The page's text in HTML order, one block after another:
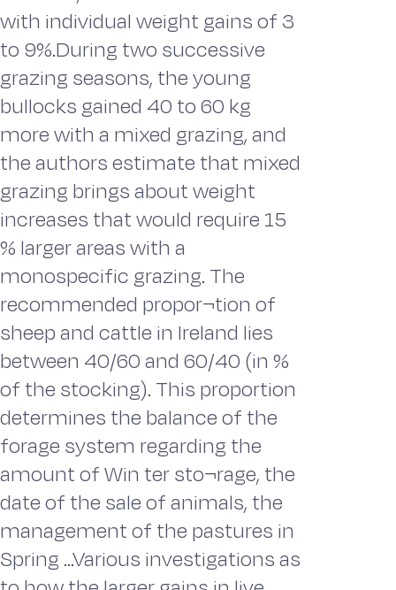
with individual weight gains of 3
to 9%.During two successive
grazing seasons, the young
bullocks gained 40 to 60 kg
more with a mixed grazing, and
the authors estimate that mixed
grazing brings about weight
increases that would require 15
% larger areas with a
monospecific grazing. The
recommended propor¬tion of
sheep and cattle in Ireland lies
between 40/60 and 60/40 (in %
of the stocking). This proportion
determines the balance of the
forage system regarding the
amount of Win ter sto¬rage, the
date of the sale of animals, the
management of the pastures in
Spring ...Various investigations as